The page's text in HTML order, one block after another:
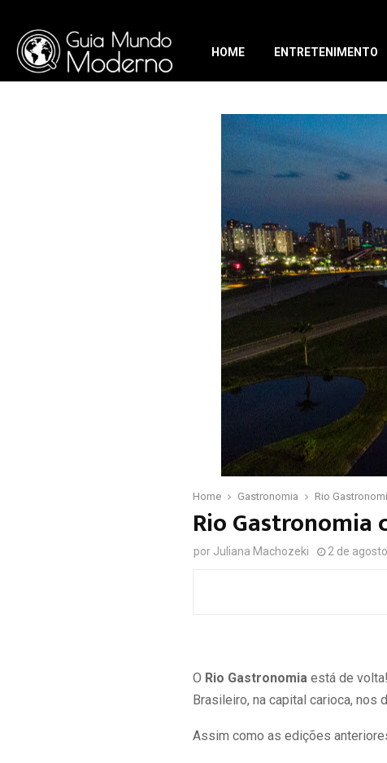
HOME ENTRETENIMENTO
Home Gastronomia Rio
Rio Gastronomia
por Juliana Machozeki 2 de
O Rio Gastronomia está de
Brasileiro, na capital carioca, nos
Assim como as edições